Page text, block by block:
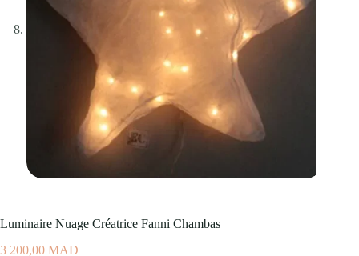
Luminaire Nuage Créatrice Fanni Chambas
3 200,00 MAD